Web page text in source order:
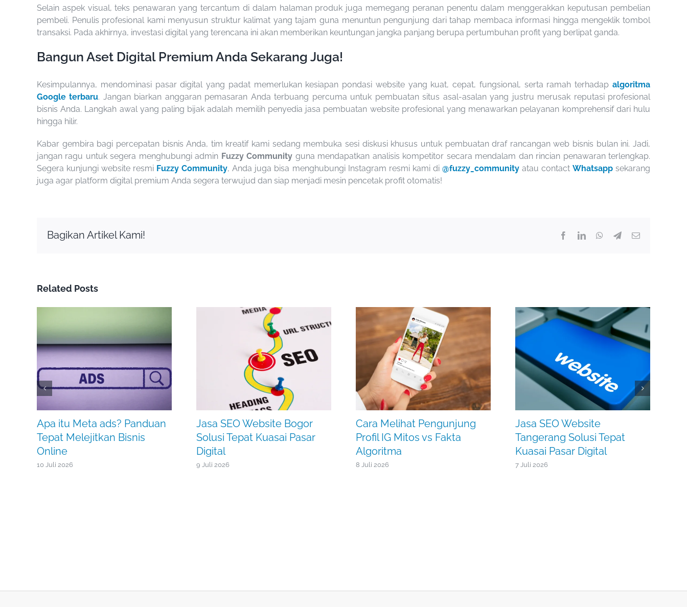
Selain aspek visual, teks penawaran yang tercantum di dalam halaman produk juga memegang peranan penentu dalam menggerakkan keputusan pembelian
pembeli. Penulis profesional kami menyusun struktur kalimat yang tajam guna menuntun pengunjung dari tahap membaca informasi hingga mengeklik tombol
transaksi. Pada akhirnya, investasi digital yang terencana ini akan memberikan keuntungan jangka panjang berupa pertumbuhan profit yang berlipat ganda.
Bangun Aset Digital Premium Anda Sekarang Juga!
Kesimpulannya, mendominasi pasar digital yang padat memerlukan kesiapan pondasi website yang kuat, cepat, fungsional, serta ramah terhadap algoritma
Google terbaru. Jangan biarkan anggaran pemasaran Anda terbuang percuma untuk pembuatan situs asal-asalan yang justru merusak reputasi profesional
bisnis Anda. Langkah awal yang paling bijak adalah memilih penyedia jasa pembuatan website profesional yang menawarkan pelayanan komprehensif dari hulu
hingga hilir.
Kabar gembira bagi percepatan bisnis Anda, tim kreatif kami sedang membuka sesi diskusi khusus untuk pembuatan draf rancangan web bisnis bulan ini. Jadi,
jangan ragu untuk segera menghubungi admin Fuzzy Community guna mendapatkan analisis kompetitor secara mendalam dan rincian penawaran terlengkap.
Segera kunjungi website resmi Fuzzy Community, Anda juga bisa menghubungi Instagram resmi kami di @fuzzy_communityatau contact Whatsappsekarang
juga agar platform digital premium Anda segera terwujud dan siap menjadi mesin pencetak profit otomatis!
Bagikan Artikel Kami! FacebookLinkedInWhatsApp
TelegramEmail
Related Posts
Apa itu Meta ads? Panduan
Tepat Melejitkan Bisnis
Online
10 Juli 2026
Jasa SEO Website Bogor
Solusi Tepat Kuasai Pasar
Digital
9 Juli 2026
Cara Melihat Pengunjung
Profil IG Mitos vs Fakta
Algoritma
8 Juli 2026
Jasa SEO Website
Tangerang Solusi Tepat
Kuasai Pasar Digital
7 Juli 2026